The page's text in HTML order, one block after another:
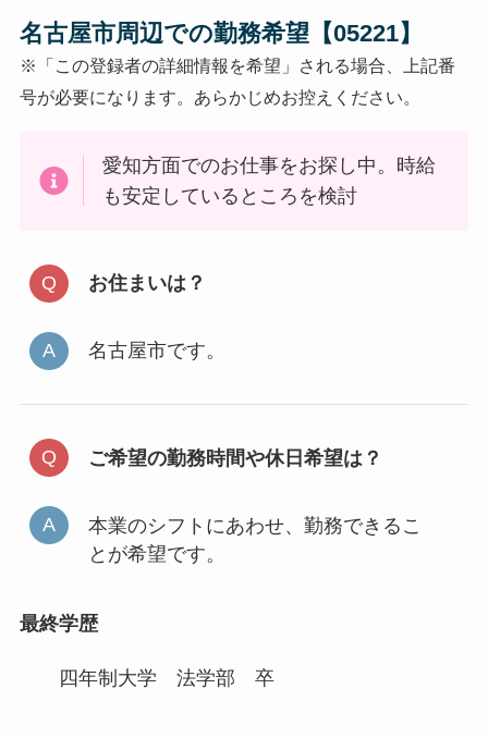
名古屋市周辺での勤務希望【05221】
※「この登録者の詳細情報を希望」される場合、上記番
号が必要になります。あらかじめお控えください。
愛知方面でのお仕事をお探し中。時給
も安定しているところを検討
お住まいは？
名古屋市です。
ご希望の勤務時間や休日希望は？
本業のシフトにあわせ、勤務できるこ
とが希望です。
最終学歴
四年制大学 法学部 卒